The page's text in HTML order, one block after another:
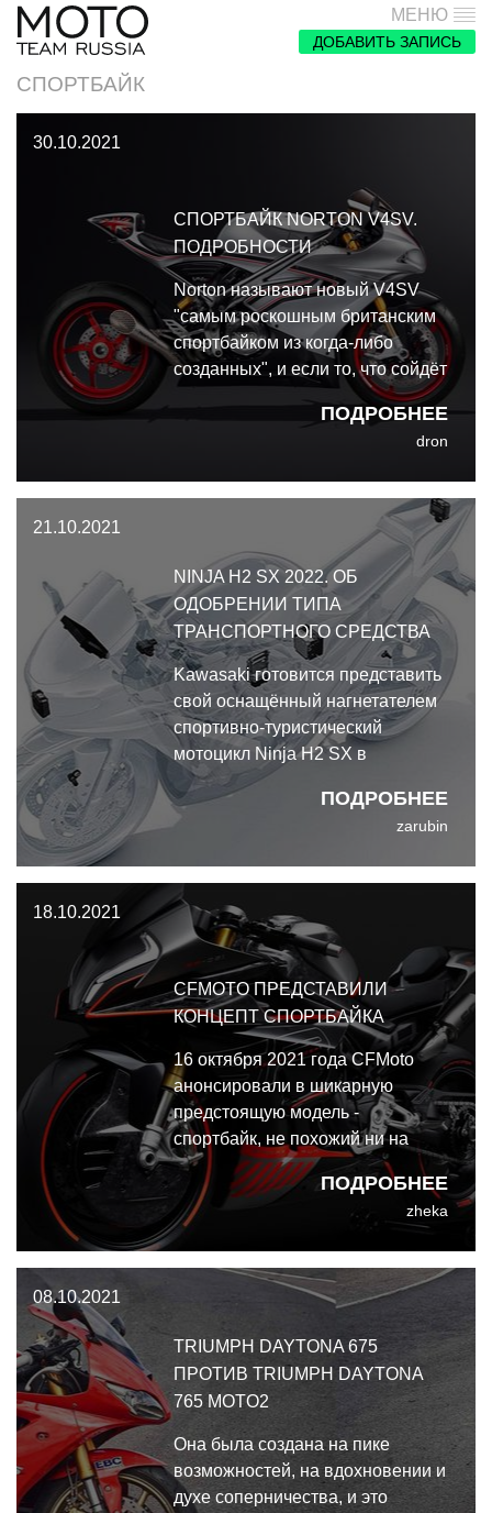
МЕНЮ
ДОБАВИТЬ ЗАПИСЬ
СПОРТБАЙК
30.10.2021
СПОРТБАЙК NORTON V4SV.
ПОДРОБНОСТИ
ПОДРОБНЕЕ
Norton называют новый V4SV
"самым роскошным британским
спортбайком из когда-либо
созданных", и если то, что сойдёт
соответствовать заявленному, то
это не просто красивые слова.dron
21.10.2021
NINJA H2 SX 2022. ОБ
ОДОБРЕНИИ ТИПА
ТРАНСПОРТНОГО СРЕДСТВА
ПОДРОБНЕЕ
Kawasaki готовится представить
свой оснащённый нагнетателем
спортивно-туристический
мотоцикл Ninja H2 SX в
обновлённой версии 2022
модельного года.
zarubin
18.10.2021
CFMOTO ПРЕДСТАВИЛИ
КОНЦЕПТ СПОРТБАЙКА
ПОДРОБНЕЕ
16 октября 2021 года CFMoto
анонсировали в шикарную
предстоящую модель -
спортбайк, не похожий ни на
одну из более ранних моделей
китайского бренда.
Подробностей о мотоцикле пока
не сообщается, за вычетом того,
что над ним работало
европейское конструкторское
zheka
08.10.2021
TRIUMPH DAYTONA 675
ПРОТИВ TRIUMPH DAYTONA
765 MOTO2
Она была создана на пике
возможностей, на вдохновении и
духе соперничества, и это